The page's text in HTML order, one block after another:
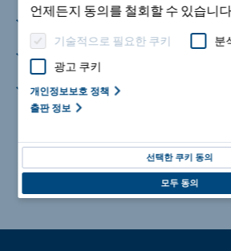
언제든지 동의를 철회할 수 있습니
기술적으로 필요한 쿠키
분
광고 쿠키
개인정보보호 정책
출판 정보
선택한 쿠키 동의
모두 동의
내화성능 2시간
내화등급 class REI 120에서 사용 가능
표준화
제품 표준 높이는 160mm ~ 250mm.
적용 가능한 최고의 단열
두께 120mm의 단열재